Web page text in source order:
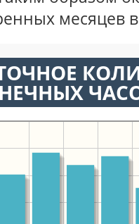
месяцев в